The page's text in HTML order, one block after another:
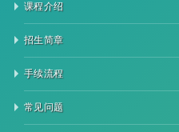
课程介绍
招生简章
手续流程
常见问题